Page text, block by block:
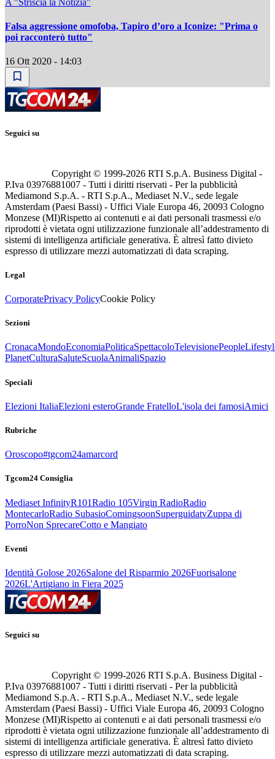
A "Striscia la Notizia"
Falsa aggressione omofoba, Tapiro d’oro a Iconize: "Prima o
poi racconterò tutto"
16 Ott 2020 - 14:03
Seguici su
Copyright © 1999-2026 RTI S.p.A. Business Digital -
P.Iva 03976881007 - Tutti i diritti riservati - Per la pubblicità
Mediamond S.p.A. - RTI S.p.A., Mediaset N.V., sede legale
Amsterdam (Paesi Bassi) - Uffici Viale Europa 46, 20093 Cologno
Monzese (MI)Rispetto ai contenuti e ai dati personali trasmessi e/o
riprodotti è vietata ogni utilizzazione funzionale all’addestramento di
sistemi di intelligenza artificiale generativa. È altresì fatto divieto
espresso di utilizzare mezzi automatizzati di data scraping.
Legal
CorporatePrivacy PolicyCookie Policy
Sezioni
CronacaMondoEconomiaPoliticaSpettacoloTelevisionePeople
PlanetCulturaSaluteScuolaAnimaliSpazio
Speciali
Elezioni ItaliaElezioni esteroGrande FratelloL'isola dei famosiAmici
Rubriche
Oroscopo#tgcom24amarcord
Tgcom24 Consiglia
Mediaset InfinityR101Radio 105Virgin RadioRadio
MontecarloRadio SubasioComingsoonSuperguidatvZuppa di
PorroNon SprecareCotto e Mangiato
Eventi
Identità Golose 2026Salone del Risparmio 2026Fuorisalone
2026L'Artigiano in Fiera 2025
Seguici su
Copyright © 1999-2026 RTI S.p.A. Business Digital -
P.Iva 03976881007 - Tutti i diritti riservati - Per la pubblicità
Mediamond S.p.A. - RTI S.p.A., Mediaset N.V., sede legale
Amsterdam (Paesi Bassi) - Uffici Viale Europa 46, 20093 Cologno
Monzese (MI)Rispetto ai contenuti e ai dati personali trasmessi e/o
riprodotti è vietata ogni utilizzazione funzionale all’addestramento di
sistemi di intelligenza artificiale generativa. È altresì fatto divieto
espresso di utilizzare mezzi automatizzati di data scraping.